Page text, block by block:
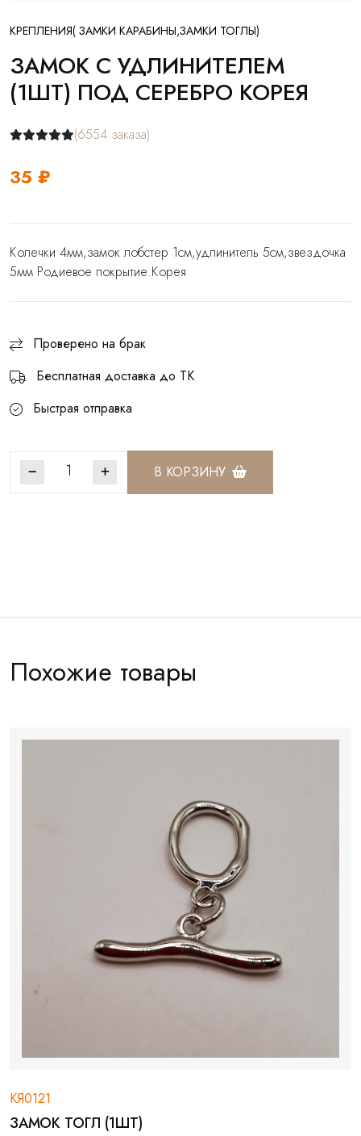
КРЕПЛЕНИЯ( ЗАМКИ КАРАБИНЫ,ЗАМКИ ТОГЛЫ)
ЗАМОК С УДЛИНИТЕЛЕМ
(1ШТ) ПОД СЕРЕБРО КОРЕЯ
(6554 заказа)
35 ₽
Колечки 4мм,замок лобстер 1см,удлинитель 5см,звездочка
5мм Родиевое покрытие.Корея
Проверено на брак
Бесплатная доставка до ТК
Быстрая отправка
В КОРЗИНУ
Похожие товары
КЯ0121
ЗАМОК ТОГЛ (1ШТ)